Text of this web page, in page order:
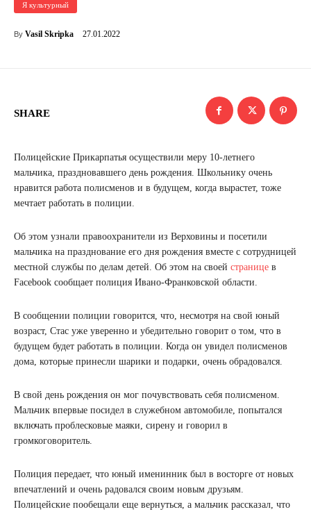
Я культурный
By Vasil Skripka 27.01.2022
SHARE
Полицейские Прикарпатья осуществили меру 10-летнего
мальчика, праздновавшего день рождения. Школьнику очень
нравится работа полисменов и в будущем, когда вырастет, тоже
мечтает работать в полиции.
Об этом узнали правоохранители из Верховины и посетили
мальчика на празднование его дня рождения вместе с сотрудницей
местной службы по делам детей. Об этом на своей странице в
Facebook сообщает полиция Ивано-Франковской области.
В сообщении полиции говорится, что, несмотря на свой юный
возраст, Стас уже уверенно и убедительно говорит о том, что в
будущем будет работать в полиции. Когда он увидел полисменов
дома, которые принесли шарики и подарки, очень обрадовался.
В свой день рождения он мог почувствовать себя полисменом.
Мальчик впервые посидел в служебном автомобиле, попытался
включать проблесковые маяки, сирену и говорил в
громкоговоритель.
Полиция передает, что юный именинник был в восторге от новых
впечатлений и очень радовался своим новым друзьям.
Полицейские пообещали еще вернуться, а мальчик рассказал, что